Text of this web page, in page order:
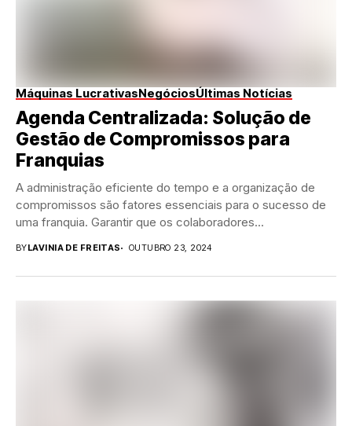
Máquinas LucrativasNegóciosÚltimas Notícias
Agenda Centralizada: Solução de
Gestão de Compromissos para
Franquias
A administração eficiente do tempo e a organização de
compromissos são fatores essenciais para o sucesso de
uma franquia. Garantir que os colaboradores...
BYLAVINIA DE FREITAS OUTUBRO 23, 2024